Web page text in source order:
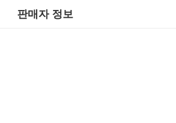
판매자 정보